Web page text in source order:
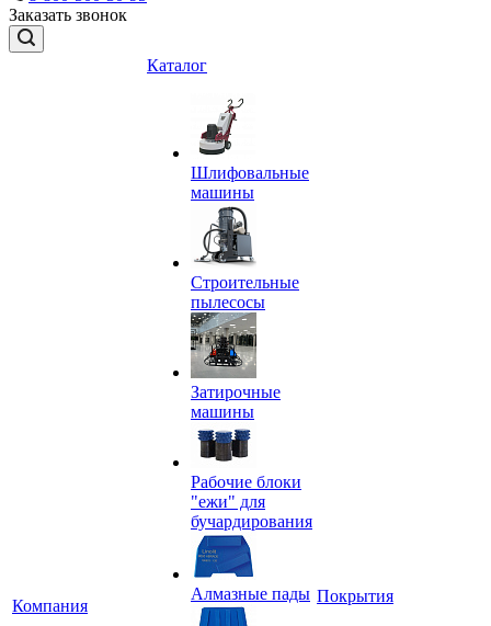
Заказать звонок
Компания
Каталог
Шлифовальные
машины
Строительные
пылесосы
Затирочные
машины
Рабочие блоки
"ежи" для
бучардирования
Алмазные пады Покрытия